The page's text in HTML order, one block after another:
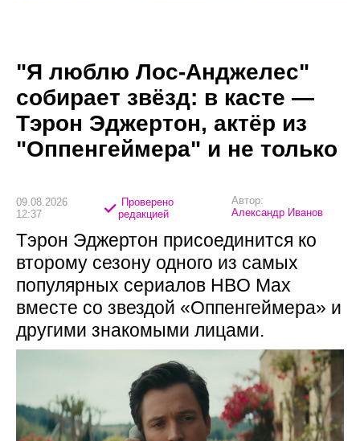
"Я люблю Лос-Анджелес"
собирает звёзд: в касте —
Тэрон Эджертон, актёр из
"Оппенгеймера" и не только
09.08.2026
12:37
Проверено
редакцией
Автор:
Александр Иванов
Тэрон Эджертон присоединится ко
второму сезону одного из самых
популярных сериалов HBO Max
вместе со звездой «Оппенгеймера» и
другими знакомыми лицами.